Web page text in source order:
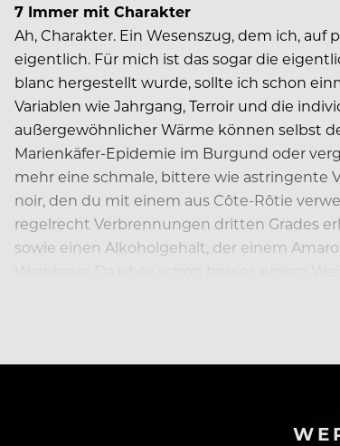
7 Immer mit Charakter
Ah, Charakter. Ein Wesenszug, dem ich,
eigentlich. Für mich ist das sogar die
blanc hergestellt wurde, sollte ich schon
Variablen wie Jahrgang, Terroir und die
außergewöhnlicher Wärme können selbst
Marienkäfer-Epidemie im Burgund oder
mehr eine schmale, bittere wie astringente
noir, den du mit einem aus Côte-Rôtie
regelrecht Verbrennungen dritten Grades
sowie einen Alkoholgehalt, der einem
Geld zu verkaufen, als ihn mit dem